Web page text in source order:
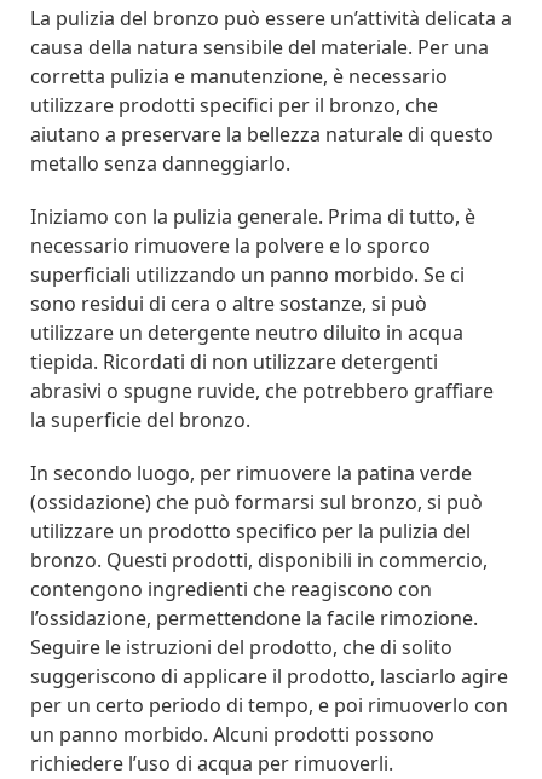
La pulizia del bronzo può essere un’attività delicata a
causa della natura sensibile del materiale. Per una
corretta pulizia e manutenzione, è necessario
utilizzare prodotti specifici per il bronzo, che
aiutano a preservare la bellezza naturale di questo
metallo senza danneggiarlo.
Iniziamo con la pulizia generale. Prima di tutto, è
necessario rimuovere la polvere e lo sporco
superficiali utilizzando un panno morbido. Se ci
sono residui di cera o altre sostanze, si può
utilizzare un detergente neutro diluito in acqua
tiepida. Ricordati di non utilizzare detergenti
abrasivi o spugne ruvide, che potrebbero graffiare
la superficie del bronzo.
In secondo luogo, per rimuovere la patina verde
(ossidazione) che può formarsi sul bronzo, si può
utilizzare un prodotto specifico per la pulizia del
bronzo. Questi prodotti, disponibili in commercio,
contengono ingredienti che reagiscono con
l’ossidazione, permettendone la facile rimozione.
Seguire le istruzioni del prodotto, che di solito
suggeriscono di applicare il prodotto, lasciarlo agire
per un certo periodo di tempo, e poi rimuoverlo con
un panno morbido. Alcuni prodotti possono
richiedere l’uso di acqua per rimuoverli.